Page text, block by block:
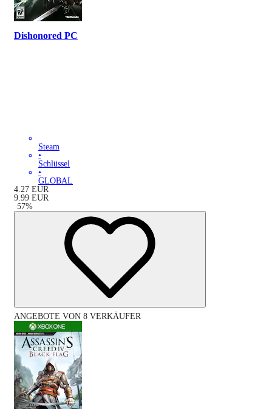
Dishonored PC
Steam
•
Schlüssel
•
GLOBAL
4.27 EUR
9.99 EUR
-57%
ANGEBOTE VON 8 VERKÄUFER